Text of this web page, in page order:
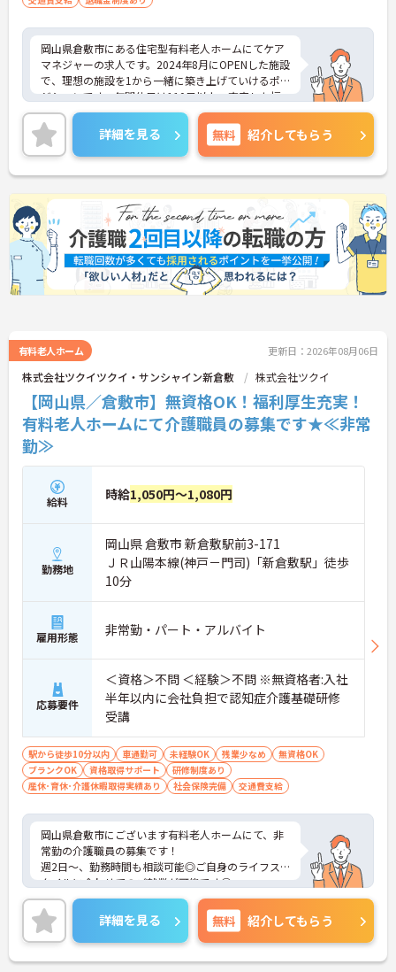
岡山県倉敷市にある住宅型有料老人ホームにてケア
マネジャーの求人です。2024年8月にOPENした施設
で、理想の施設を1から一緒に築き上げていけるポ
ジションです。年間休日は110日以上、充実した福
利厚生も魅力です。
ご興味のある方には、面接対策ポイントなど、さら
に詳細をお話しいたしますのでお気軽にご相談くだ
さい！
詳細を見る 無料 紹介してもらう
有料老人ホーム 更新日：2026年08月06日
株式会社ツクイツクイ・サンシャイン新倉敷 株式会社ツクイ
【岡山県／倉敷市】無資格OK！福利厚生充実！
有料老人ホームにて介護職員の募集です★≪非常
勤≫
給料 時給1,050円～1,080円
勤務地
岡山県 倉敷市 新倉敷駅前3-171
ＪＲ山陽本線(神戸－門司)「新倉敷駅」徒歩
10分
雇用形態 非常勤・パート・アルバイト
応募要件
＜資格＞不問 ＜経験＞不問 ※無資格者:入社
半年以内に会社負担で認知症介護基礎研修
受講
駅から徒歩10分以内 車通勤可 未経験OK 残業少なめ
無資格OK
ブランクOK
資格取得サポート
研修制度あり
産休･育休･介護休暇取得実績あり
社会保険完備 交通費支給
岡山県倉敷市にございます有料老人ホームにて、非
常勤の介護職員の募集です！
週2日～、勤務時間も相談可能◎ご自身のライフス
タイルに合わせてのご就業が可能です◎
福利厚生も充実しており、長期的な就業ができる環
境が整っています◎
ご興味がありましたら、詳細をお伝えしますので、
お気軽にお問い合わせください！
詳細を見る 無料 紹介してもらう